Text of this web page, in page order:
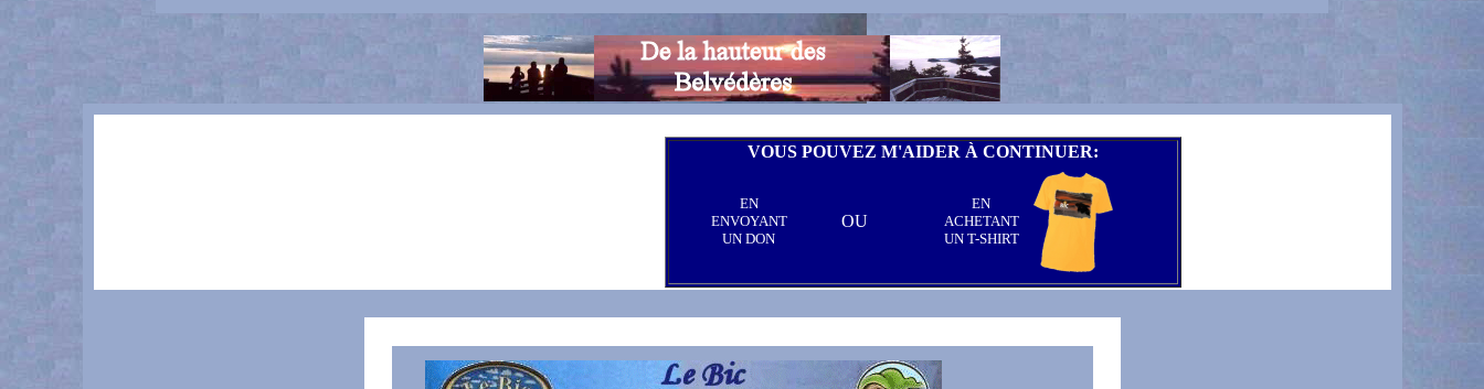
VOUS POUVEZ M'AIDER À CONTINUER:
EN
ENVOYANT
UN DON
OU
EN
ACHETANT
UN T-SHIRT